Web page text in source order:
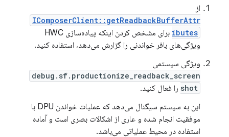
از
IComposerClient::getReadbackBufferAttr
ibutes
برای مشخص کردن اینکه پیاده‌سازی HWC
ویژگی‌های بافر خواندنی را گزارش می‌دهد، استفاده کنید.
ویژگی سیستمی
debug.sf.productionize_readback_screen
shot را فعال کنید.
این به سیستم سیگنال می‌دهد که عملیات خواندن DPU با
موفقیت انجام شده و عاری از اشکالات بصری است و آماده
استفاده در محیط عملیاتی می‌باشد.